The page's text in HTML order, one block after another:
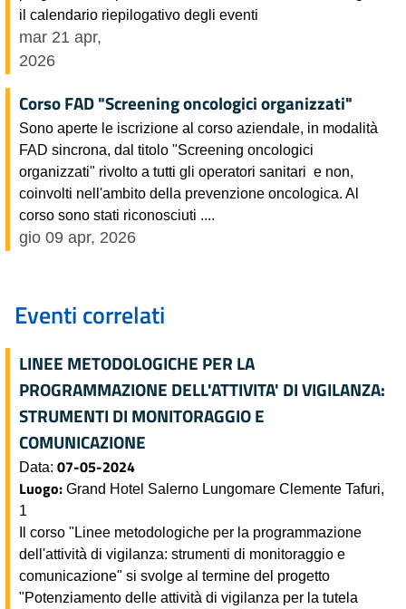
il calendario riepilogativo degli eventi
mar 21 apr,
2026
Corso FAD "Screening oncologici organizzati"
Sono aperte le iscrizione al corso aziendale, in modalità
FAD sincrona, dal titolo "Screening oncologici
organizzati" rivolto a tutti gli operatori sanitari e non,
coinvolti nell'ambito della prevenzione oncologica. Al
corso sono stati riconosciuti ....
gio 09 apr, 2026
Eventi correlati
LINEE METODOLOGICHE PER LA
PROGRAMMAZIONE DELL'ATTIVITA' DI VIGILANZA:
STRUMENTI DI MONITORAGGIO E
COMUNICAZIONE
Data: 07-05-2024
Luogo: Grand Hotel Salerno Lungomare Clemente Tafuri,
1
Il corso "Linee metodologiche per la programmazione
dell'attività di vigilanza: strumenti di monitoraggio e
comunicazione" si svolge al termine del progetto
"Potenziamento delle attività di vigilanza per la tutela